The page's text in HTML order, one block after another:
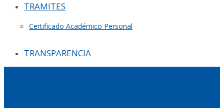
TRAMITES
Certificado Académico Personal
TRANSPARENCIA